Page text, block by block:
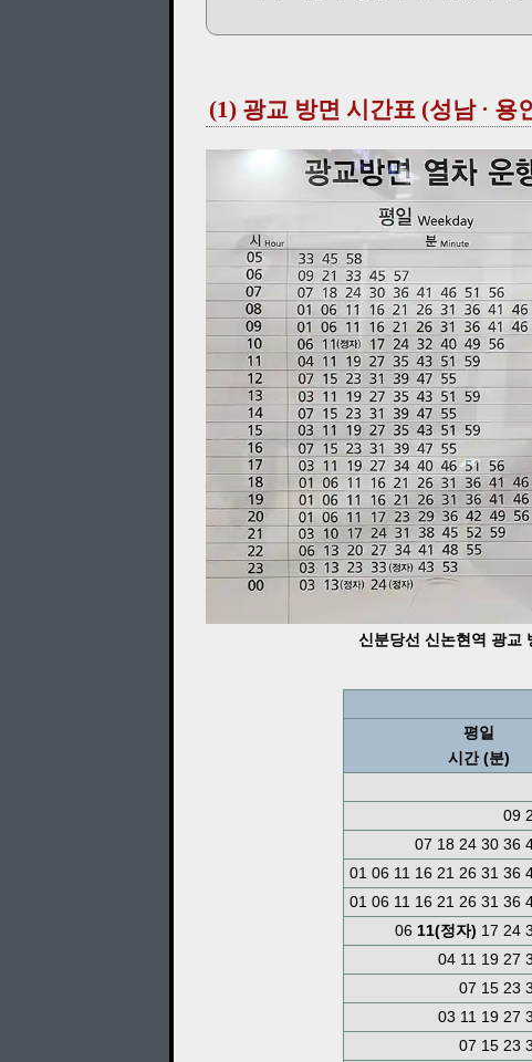
(1) 광교 방면 시간표 (성남 · 용
신분당선 신논현역 광교
평일
시간 (분)
09
07 18 24 30 36
01 06 11 16 21 26 31 36
01 06 11 16 21 26 31 36
06 11(정자) 17 24
04 11 19 27
07 15 23
03 11 19 27
07 15 23